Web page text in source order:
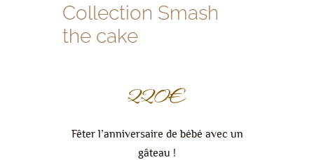
Collection Smash
the cake
220€
Fêter l’anniversaire de bébé avec un
gâteau !